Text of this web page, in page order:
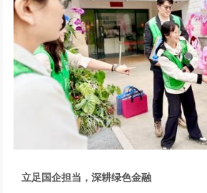
立足国企担当，深耕绿色金融